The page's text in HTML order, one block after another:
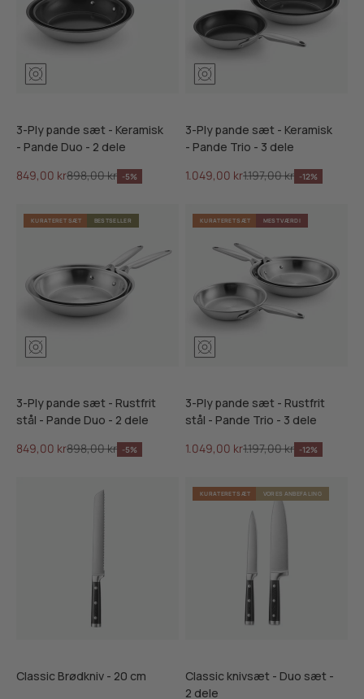
3-Ply pande sæt - Keramisk
- Pande Duo - 2 dele
Salgspris
849,00 krNormalpris
898,00 kr -5%
3-Ply pande sæt - Keramisk
- Pande Trio - 3 dele
Salgspris
1.049,00 krNormalpris
1.197,00 kr -12%
KURATERET SÆT BESTSELLER
3-Ply pande sæt - Rustfrit
stål - Pande Duo - 2 dele
Salgspris
849,00 krNormalpris
898,00 kr -5%
KURATERET SÆT MEST VÆRDI
3-Ply pande sæt - Rustfrit
stål - Pande Trio - 3 dele
Salgspris
1.049,00 krNormalpris
1.197,00 kr -12%
Classic Brødkniv - 20 cm
KURATERET SÆT VORES ANBEFALING
Classic knivsæt - Duo sæt -
2 dele